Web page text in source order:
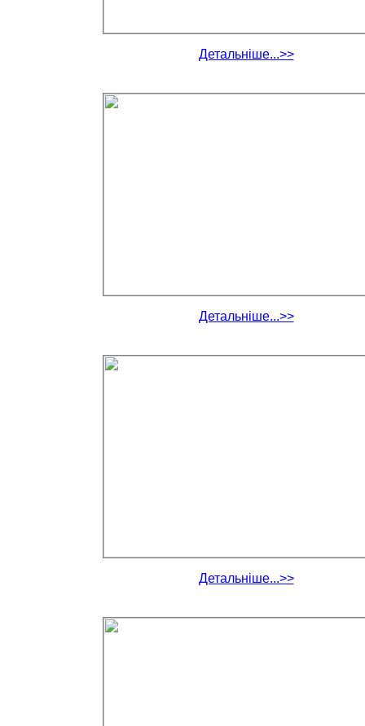
Детальніше...>>
Детальніше...>>
Детальніше...>>